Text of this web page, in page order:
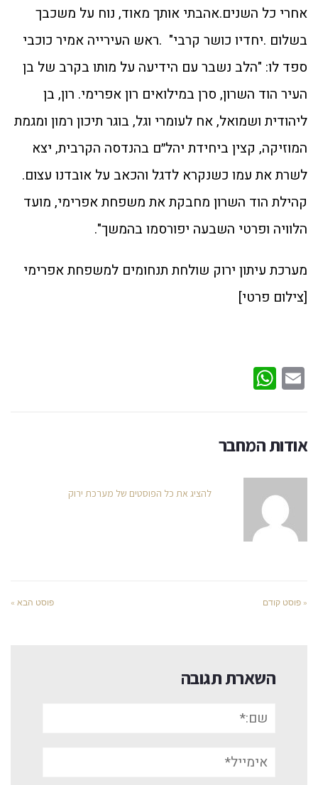
אחרי כל השנים.אהבתי אותך מאוד, נוח על משכבך
בשלום .יחדיו כושר קרבי" .ראש העירייה אמיר כוכבי
ספד לו: "הלב נשבר עם הידיעה על מותו בקרב של בן
העיר הוד השרון, סרן במילואים רון אפרימי. רון, בן
ליהודית ושמואל, אח לעומרי וגל, בוגר תיכון רמון ומגמת
המוזיקה, קצין ביחידת יהל״ם בהנדסה הקרבית, יצא
לשרת את עמו כשנקרא לדגל והכאב על אובדנו עצום.
קהילת הוד השרון מחבקת את משפחת אפרימי, מועד
הלוויה ופרטי השבעה יפורסמו בהמשך".
מערכת עיתון ירוק שולחת תנחומים למשפחת אפרימי
[צילום פרטי]
Email
אודות המחבר
להציג את כל הפוסטים של מערכת ירוק
« פוסט קודם פוסט הבא »
השארת תגובה
אימייל*